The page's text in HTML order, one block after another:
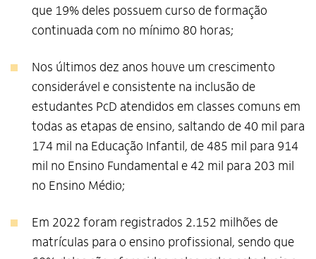
que 19% deles possuem curso de formação
continuada com no mínimo 80 horas;
Nos últimos dez anos houve um crescimento
considerável e consistente na inclusão de
estudantes PcD atendidos em classes comuns em
todas as etapas de ensino, saltando de 40 mil para
174 mil na Educação Infantil, de 485 mil para 914
mil no Ensino Fundamental e 42 mil para 203 mil
no Ensino Médio;
Em 2022 foram registrados 2.152 milhões de
matrículas para o ensino profissional, sendo que